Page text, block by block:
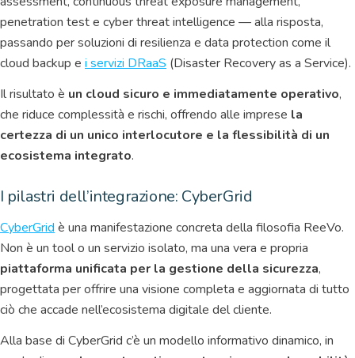
penetration test e cyber threat intelligence — alla risposta,
passando per soluzioni di resilienza e data protection come il
cloud backup e i servizi DRaaS (Disaster Recovery as a Service).
Il risultato è un cloud sicuro e immediatamente operativo,
che riduce complessità e rischi, offrendo alle imprese la
certezza di un unico interlocutore e la flessibilità di un
ecosistema integrato.
I pilastri dell’integrazione: CyberGrid
CyberGrid è una manifestazione concreta della filosofia ReeVo.
Non è un tool o un servizio isolato, ma una vera e propria
piattaforma unificata per la gestione della sicurezza,
progettata per offrire una visione completa e aggiornata di tutto
ciò che accade nell’ecosistema digitale del cliente.
Alla base di CyberGrid c’è un modello informativo dinamico, in